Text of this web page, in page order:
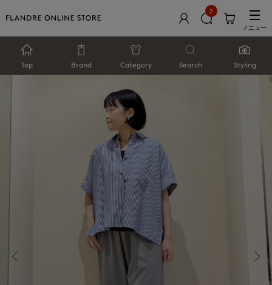
2
メニュー
Top Brand Category Search Styling